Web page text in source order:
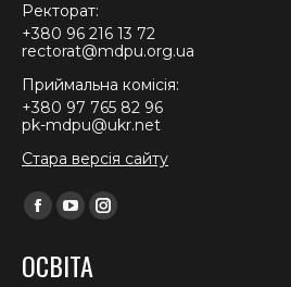
Ректорат:
+380 96 216 13 72
rectorat@mdpu.org.ua
Приймальна комісія:
+380 97 765 82 96
pk-mdpu@ukr.net
Стара версія сайту
Find us on:
Facebook
opens
YouTube
opens
Instagram
ОСВІТА